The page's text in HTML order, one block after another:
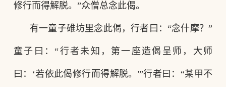
修行而得解脱。”众僧总念此偈。
有一童子碓坊里念此偈，行者曰： “念什摩？”
童子曰：“行者未知，第一座造偈呈师，大师
曰：‘若依此偈修行而得解脱。'”行者曰：“某甲不